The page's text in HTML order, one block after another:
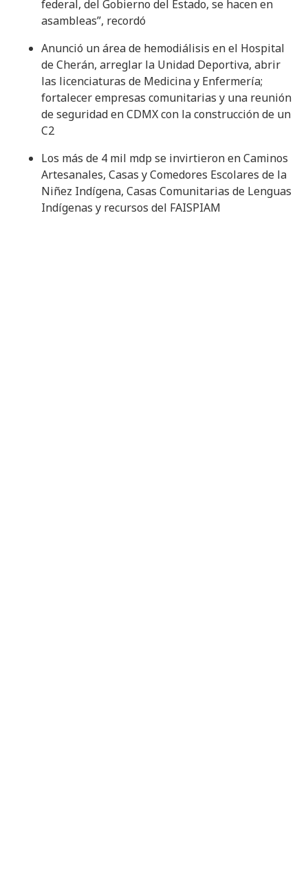
federal, del Gobierno del Estado, se hacen en
asambleas”, recordó
Anunció un área de hemodiálisis en el Hospital
de Cherán, arreglar la Unidad Deportiva, abrir
las licenciaturas de Medicina y Enfermería;
fortalecer empresas comunitarias y una reunión
de seguridad en CDMX con la construcción de un
C2
Los más de 4 mil mdp se invirtieron en Caminos
Artesanales, Casas y Comedores Escolares de la
Niñez Indígena, Casas Comunitarias de Lenguas
Indígenas y recursos del FAISPIAM